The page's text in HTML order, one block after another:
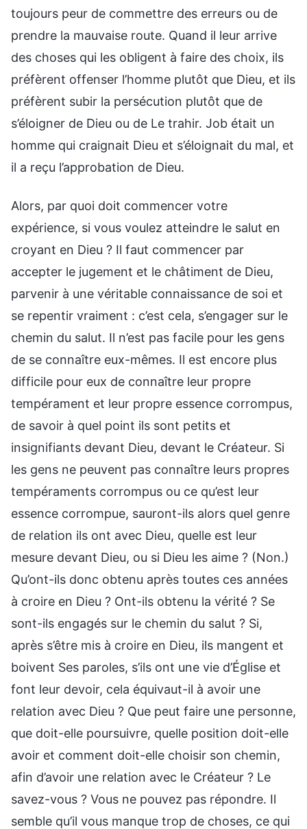
toujours peur de commettre des erreurs ou de
prendre la mauvaise route. Quand il leur arrive
des choses qui les obligent à faire des choix, ils
préfèrent offenser l’homme plutôt que Dieu, et ils
préfèrent subir la persécution plutôt que de
s’éloigner de Dieu ou de Le trahir. Job était un
homme qui craignait Dieu et s’éloignait du mal, et
il a reçu l’approbation de Dieu.
Alors, par quoi doit commencer votre
expérience, si vous voulez atteindre le salut en
croyant en Dieu ? Il faut commencer par
accepter le jugement et le châtiment de Dieu,
parvenir à une véritable connaissance de soi et
se repentir vraiment : c’est cela, s’engager sur le
chemin du salut. Il n’est pas facile pour les gens
de se connaître eux-mêmes. Il est encore plus
difficile pour eux de connaître leur propre
tempérament et leur propre essence corrompus,
de savoir à quel point ils sont petits et
insignifiants devant Dieu, devant le Créateur. Si
les gens ne peuvent pas connaître leurs propres
tempéraments corrompus ou ce qu’est leur
essence corrompue, sauront-ils alors quel genre
de relation ils ont avec Dieu, quelle est leur
mesure devant Dieu, ou si Dieu les aime ? (Non.)
Qu’ont-ils donc obtenu après toutes ces années
à croire en Dieu ? Ont-ils obtenu la vérité ? Se
sont-ils engagés sur le chemin du salut ? Si,
après s’être mis à croire en Dieu, ils mangent et
boivent Ses paroles, s’ils ont une vie d’Église et
font leur devoir, cela équivaut-il à avoir une
relation avec Dieu ? Que peut faire une personne,
que doit-elle poursuivre, quelle position doit-elle
avoir et comment doit-elle choisir son chemin,
afin d’avoir une relation avec le Créateur ? Le
savez-vous ? Vous ne pouvez pas répondre. Il
semble qu’il vous manque trop de choses, ce qui